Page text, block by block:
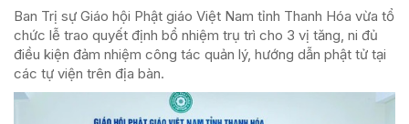
Ban Trị sự Giáo hội Phật giáo Việt Nam tỉnh Thanh Hóa vừa tổ
chức lễ trao quyết định bổ nhiệm trụ trì cho 3 vị tăng, ni đủ
điều kiện đảm nhiệm công tác quản lý, hướng dẫn phật tử tại
các tự viện trên địa bàn.